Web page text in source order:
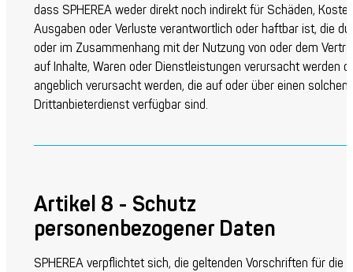
dass SPHEREA weder direkt noch indirekt für Schäden,
Ausgaben oder Verluste verantwortlich oder haftbar ist, die
oder im Zusammenhang mit der Nutzung von oder dem
auf Inhalte, Waren oder Dienstleistungen verursacht werden
angeblich verursacht werden, die auf oder über einen solchen
Drittanbieterdienst verfügbar sind.
Artikel 8 - Schutz
personenbezogener Daten
SPHEREA verpflichtet sich, die geltenden Vorschriften für die